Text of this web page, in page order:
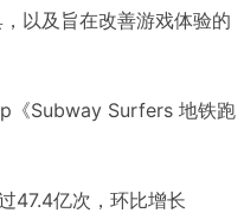
以及旨在改善游戏体验的
《Subway Surfers 地铁跑
47.4亿次，环比增长